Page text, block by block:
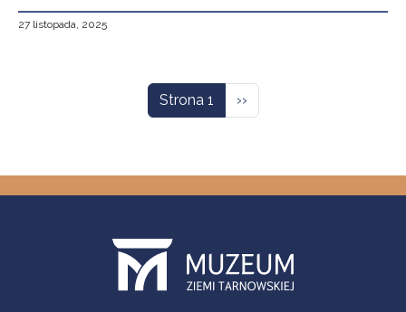
27 listopada, 2025
Strona 1 Następna strona
››